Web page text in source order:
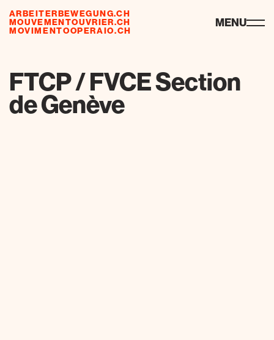
ARBEITERBEWEGUNG.CH
MOUVEMENTOUVRIER.CH
MOVIMENTOOPERAIO.CH
ressourcen MENU
FTCP / FVCE Section
de Genève